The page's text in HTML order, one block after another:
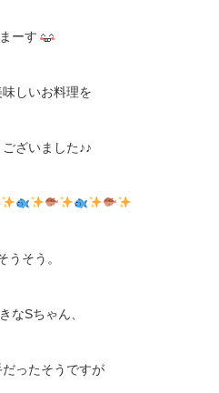
ーす
しいお料理を
ざいました♪♪
うそう。
なSちゃん、
ったそうですが